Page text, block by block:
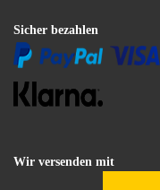
Sicher bezahlen
Wir versenden mit